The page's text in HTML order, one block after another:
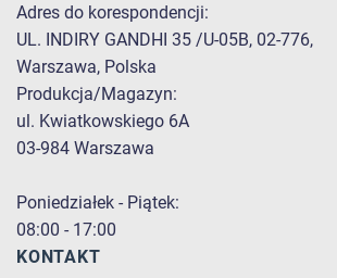
Adres do korespondencji:
UL. INDIRY GANDHI 35 /U-05B, 02-776,
Warszawa, Polska
Produkcja/Magazyn:
ul. Kwiatkowskiego 6A
03-984 Warszawa
Poniedziałek - Piątek:
08:00 - 17:00
KONTAKT